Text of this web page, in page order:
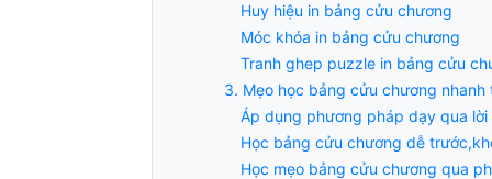
Huy hiệu in bảng cửu chương
Móc khóa in bảng cửu chương
Tranh ghep puzzle in bảng cửu
3. Mẹo học bảng cửu chương nhanh
Áp dụng phương pháp dạy qua lời
Học bảng cửu chương dễ
Học mẹo bảng cửu chương qua